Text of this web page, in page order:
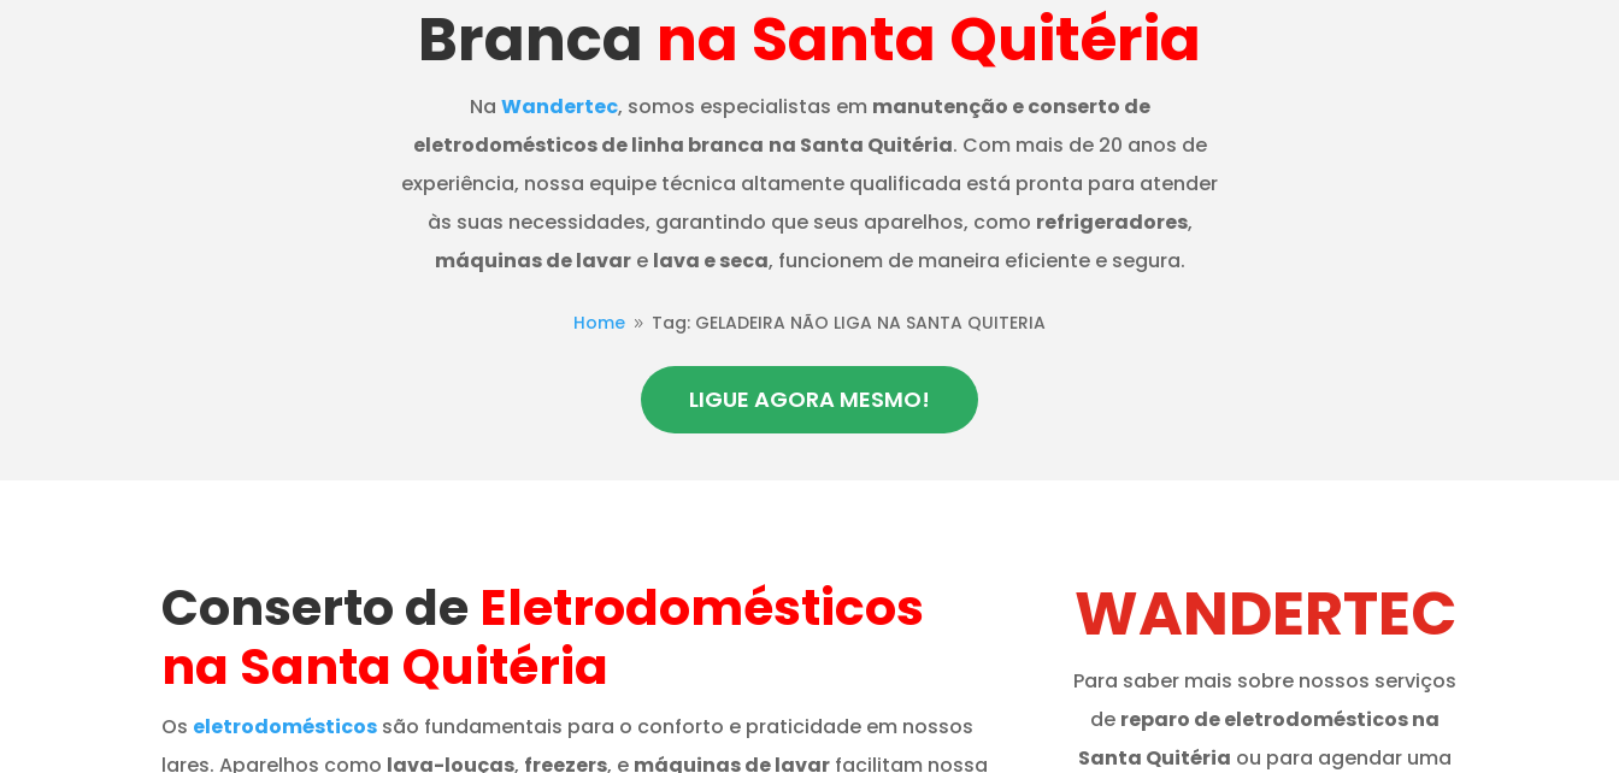
Branca na Santa Quitéria
Na Wandertec, somos especialistas em manutenção e conserto de
eletrodomésticos de linha branca na Santa Quitéria. Com mais de 20 anos de
experiência, nossa equipe técnica altamente qualificada está pronta para atender
às suas necessidades, garantindo que seus aparelhos, como refrigeradores,
máquinas de lavare lava e seca, funcionem de maneira eficiente e segura.
Home 9 Tag: GELADEIRA NÃO LIGA NA SANTA QUITERIA
LIGUE AGORA MESMO!
Conserto de Eletrodomésticos
na Santa Quitéria
Os eletrodomésticos são fundamentais para o conforto e praticidade em nossos
lares. Aparelhos como lava-louças, freezers, e máquinas de lavar facilitam nossa
WANDERTEC
Para saber mais sobre nossos serviços
de reparo de eletrodomésticos na
Santa Quitéria ou para agendar uma